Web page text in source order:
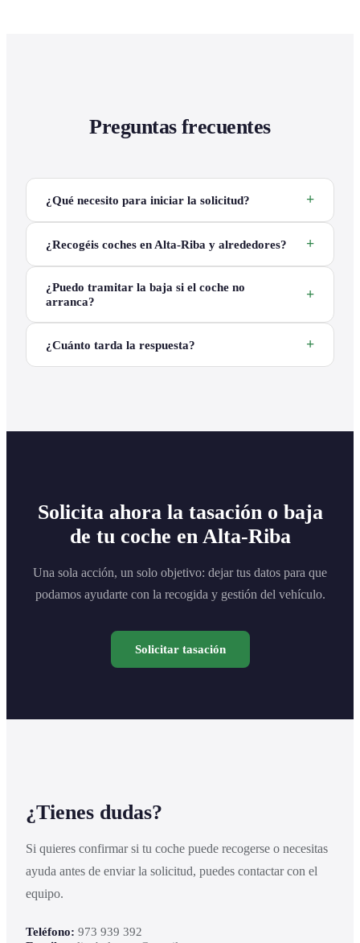
Preguntas frecuentes
¿Qué necesito para iniciar la solicitud?
¿Recogéis coches en Alta-Riba y alrededores?
¿Puedo tramitar la baja si el coche no
arranca?
¿Cuánto tarda la respuesta?
Solicita ahora la tasación o baja
de tu coche en Alta-Riba
Una sola acción, un solo objetivo: dejar tus datos para que
podamos ayudarte con la recogida y gestión del vehículo.
Solicitar tasación
¿Tienes dudas?
Si quieres confirmar si tu coche puede recogerse o necesitas
ayuda antes de enviar la solicitud, puedes contactar con el
equipo.
Teléfono: 973 939 392